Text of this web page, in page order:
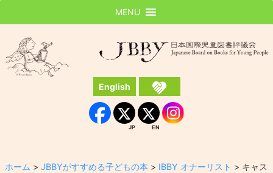
JBBY
English
Facebook
JP
JP
EN
EN Instagram
MENU
ホーム > JBBYがすすめる子どもの本 > IBBY オナーリスト > キャス